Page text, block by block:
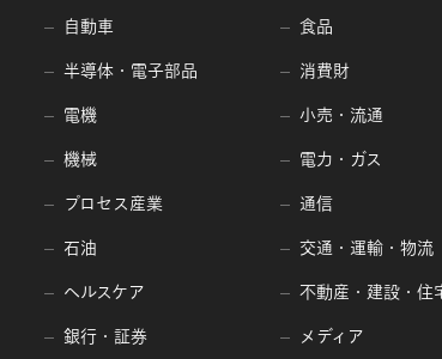
自動車
半導体・電子部品
電機
機械
プロセス産業
石油
ヘルスケア
銀行・証券
食品
消費財
小売・流通
電力・ガス
通信
交通・運輸・物流
不動産・建設・住
メディア